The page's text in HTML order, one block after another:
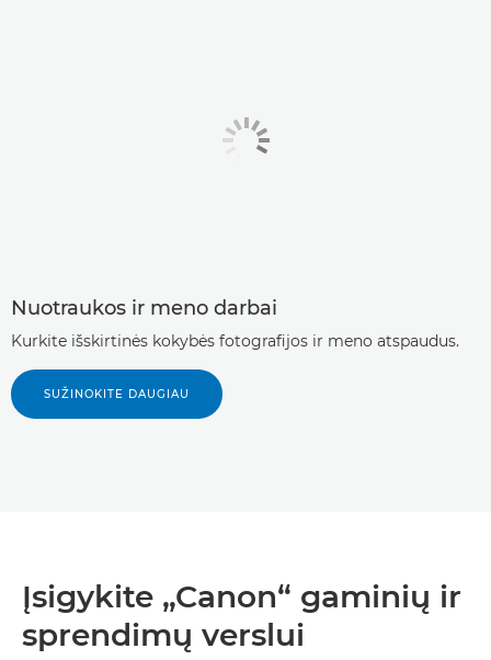
Nuotraukos ir meno darbai
Kurkite išskirtinės kokybės fotografijos ir meno atspaudus.
SUŽINOKITE DAUGIAU
Įsigykite „Canon“ gaminių ir
sprendimų verslui